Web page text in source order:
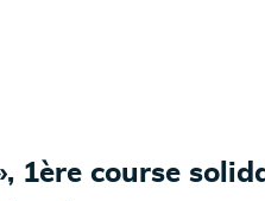
1ère course